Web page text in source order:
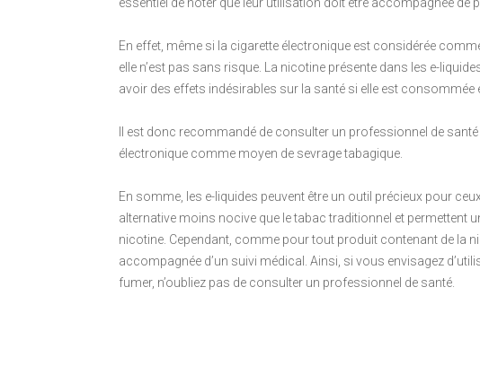
En effet, même si la cigarette électronique est considérée
elle n’est pas sans risque. La nicotine présente dans les e-
avoir des effets indésirables sur la santé si elle est consommée
Il est donc recommandé de consulter un professionnel de
électronique comme moyen de sevrage tabagique.
En somme, les e-liquides peuvent être un outil précieux pour
alternative moins nocive que le tabac traditionnel et permettent
nicotine. Cependant, comme pour tout produit contenant de la
accompagnée d’un suivi médical. Ainsi, si vous envisagez
fumer, n’oubliez pas de consulter un professionnel de santé.